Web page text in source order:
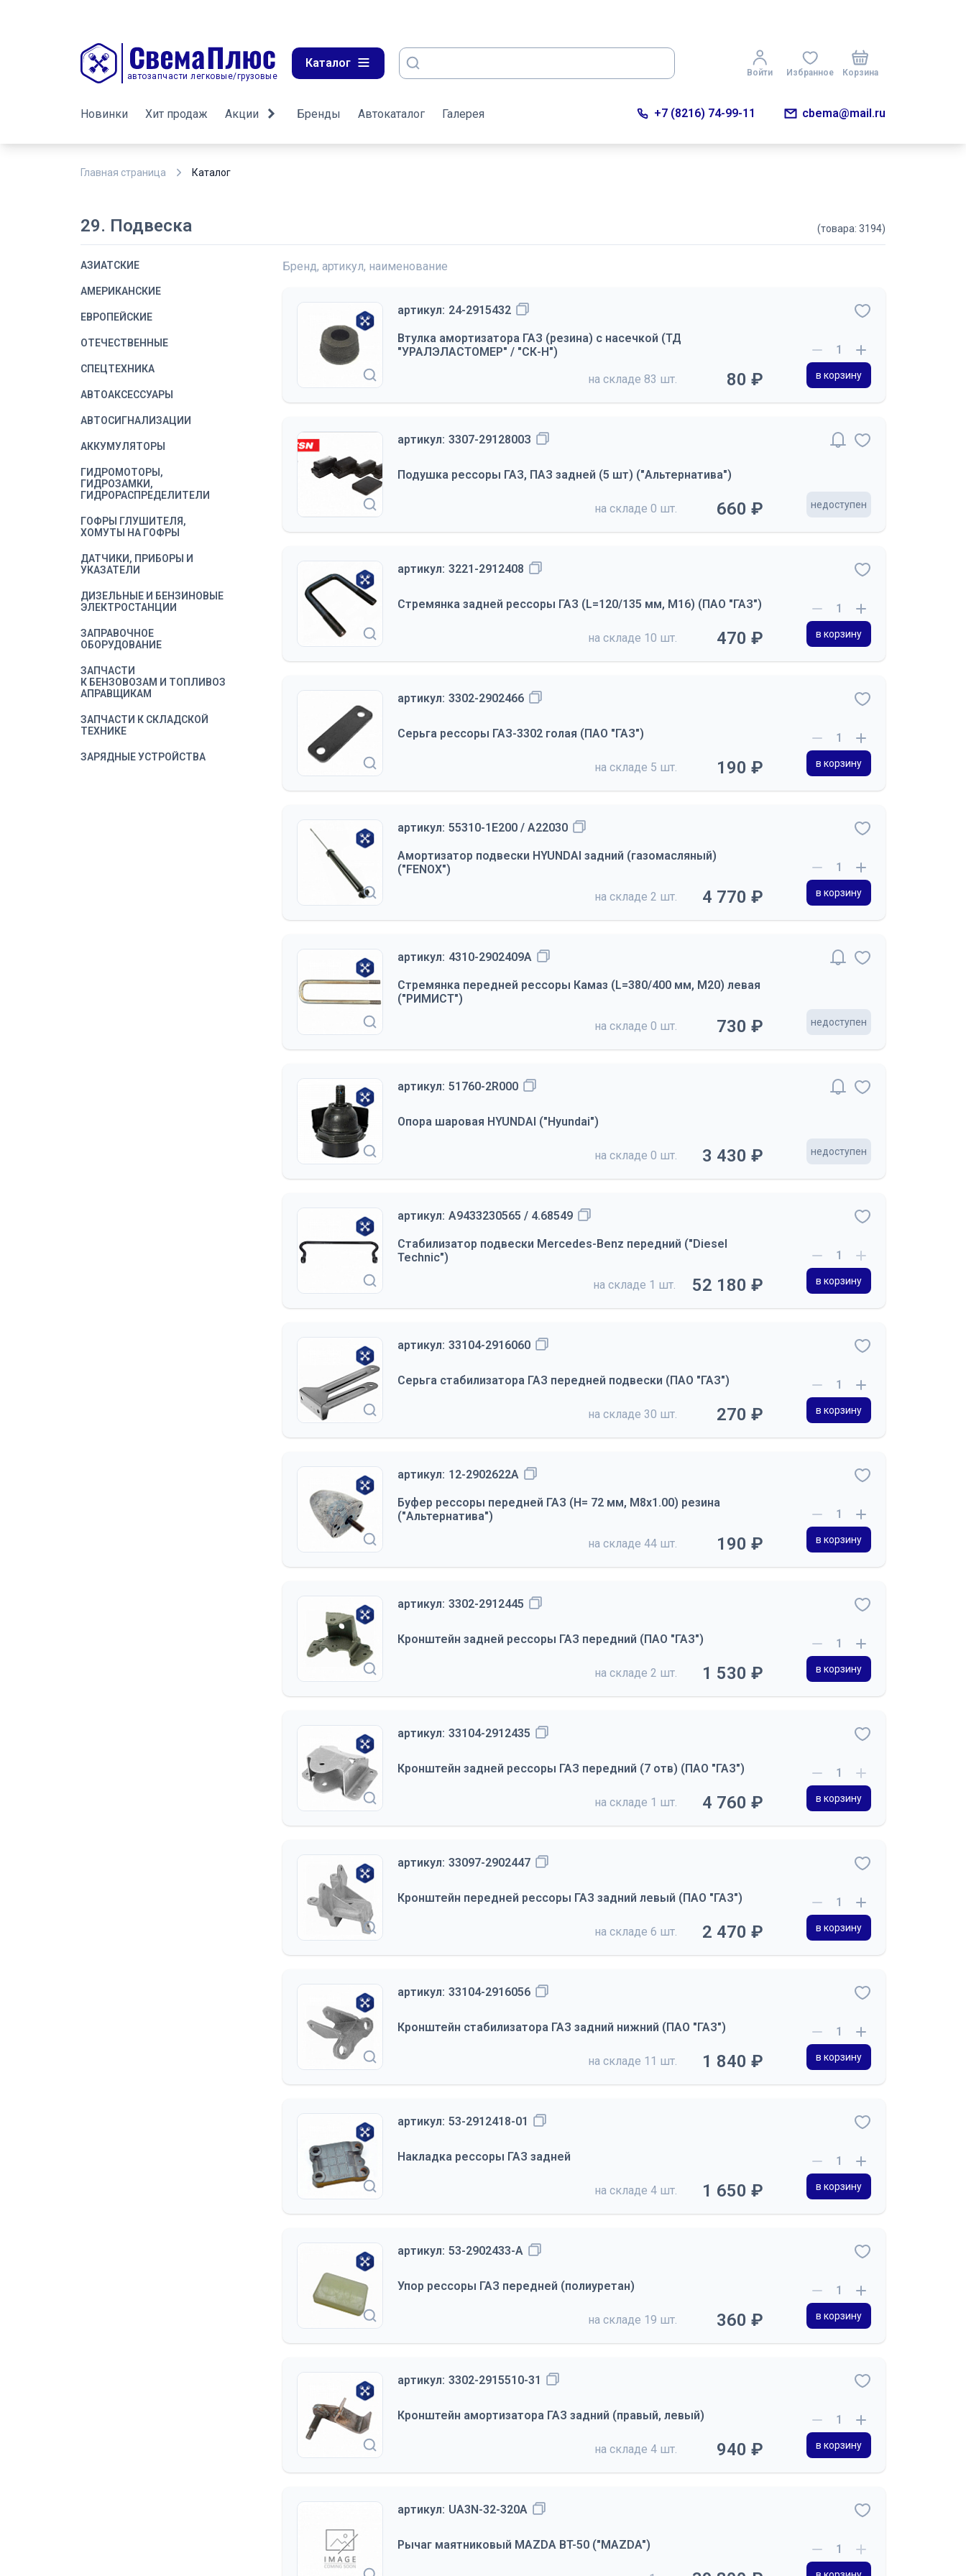
автозапчасти легковые/грузовые
Каталог
Войти Избранное Корзина
Новинки Хит продаж Акции Бренды Автокаталог Галерея +7 (8216) 74-99-11 cbema@mail.ru
Главная страница Каталог
29. Подвеска (товара: 3194)
АЗИАТСКИЕ
АМЕРИКАНСКИЕ
ЕВРОПЕЙСКИЕ
ОТЕЧЕСТВЕННЫЕ
СПЕЦТЕХНИКА
АВТОАКСЕССУАРЫ
АВТОСИГНАЛИЗАЦИИ
АККУМУЛЯТОРЫ
ГИДРОМОТОРЫ,
ГИДРОЗАМКИ,
ГИДРОРАСПРЕДЕЛИТЕЛИ
ГОФРЫ ГЛУШИТЕЛЯ,
ХОМУТЫ НА ГОФРЫ
ДАТЧИКИ, ПРИБОРЫ И
УКАЗАТЕЛИ
ДИЗЕЛЬНЫЕ И БЕНЗИНОВЫЕ
ЭЛЕКТРОСТАНЦИИ
ЗАПРАВОЧНОЕ
ОБОРУДОВАНИЕ
ЗАПЧАСТИ
К БЕНЗОВОЗАМ И ТОПЛИВОЗ
АПРАВЩИКАМ
ЗАПЧАСТИ К СКЛАДСКОЙ
ТЕХНИКЕ
ЗАРЯДНЫЕ УСТРОЙСТВА
Бренд, артикул, наименование
артикул: 24-2915432
Втулка амортизатора ГАЗ (резина) с насечкой (ТД
"УРАЛЭЛАСТОМЕР" / "СК-Н")
на складе 83 шт. 80 ₽ в корзину
артикул: 3307-2912800З
Подушка рессоры ГАЗ, ПАЗ задней (5 шт) ("Альтернатива")
на складе 0 шт. 660 ₽ недоступен
артикул: 3221-2912408
Стремянка задней рессоры ГАЗ (L=120/135 мм, М16) (ПАО "ГАЗ")
на складе 10 шт. 470 ₽ в корзину
артикул: 3302-2902466
Серьга рессоры ГАЗ-3302 голая (ПАО "ГАЗ")
на складе 5 шт. 190 ₽ в корзину
артикул: 55310-1E200 / A22030
Амортизатор подвески HYUNDAI задний (газомасляный)
("FENOX")
на складе 2 шт. 4 770 ₽ в корзину
артикул: 4310-2902409А
Стремянка передней рессоры Камаз (L=380/400 мм, М20) левая
("РИМИСТ")
на складе 0 шт. 730 ₽ недоступен
артикул: 51760-2R000
Опора шаровая HYUNDAI ("Hyundai")
на складе 0 шт. 3 430 ₽ недоступен
артикул: A9433230565 / 4.68549
Стабилизатор подвески Mercedes-Benz передний ("Diesel
Technic")
на складе 1 шт. 52 180 ₽ в корзину
артикул: 33104-2916060
Серьга стабилизатора ГАЗ передней подвески (ПАО "ГАЗ")
на складе 30 шт. 270 ₽ в корзину
артикул: 12-2902622А
Буфер рессоры передней ГАЗ (Н= 72 мм, М8х1.00) резина
("Альтернатива")
на складе 44 шт. 190 ₽ в корзину
артикул: 3302-2912445
Кронштейн задней рессоры ГАЗ передний (ПАО "ГАЗ")
на складе 2 шт. 1 530 ₽ в корзину
артикул: 33104-2912435
Кронштейн задней рессоры ГАЗ передний (7 отв) (ПАО "ГАЗ")
на складе 1 шт. 4 760 ₽ в корзину
артикул: 33097-2902447
Кронштейн передней рессоры ГАЗ задний левый (ПАО "ГАЗ")
на складе 6 шт. 2 470 ₽ в корзину
артикул: 33104-2916056
Кронштейн стабилизатора ГАЗ задний нижний (ПАО "ГАЗ")
на складе 11 шт. 1 840 ₽ в корзину
артикул: 53-2912418-01
Накладка рессоры ГАЗ задней
на складе 4 шт. 1 650 ₽ в корзину
артикул: 53-2902433-А
Упор рессоры ГАЗ передней (полиуретан)
на складе 19 шт. 360 ₽ в корзину
артикул: 3302-2915510-31
Кронштейн амортизатора ГАЗ задний (правый, левый)
на складе 4 шт. 940 ₽ в корзину
артикул: UA3N-32-320A
Рычаг маятниковый MAZDA BT-50 ("MAZDA")